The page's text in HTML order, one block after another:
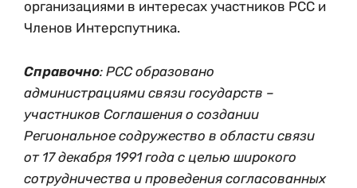
организациями в интересах участников РСС и
Членов Интерспутника.
Справочно: РСС образовано
администрациями связи государств –
участников Соглашения о создании
Региональное содружество в области связи
от 17 декабря 1991 года с целью широкого
сотрудничества и проведения согласованных